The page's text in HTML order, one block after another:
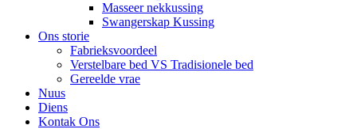
Masseer nekkussing
Swangerskap Kussing
Ons storie
Fabrieksvoordeel
Verstelbare bed VS Tradisionele bed
Gereelde vrae
Nuus
Diens
Kontak Ons